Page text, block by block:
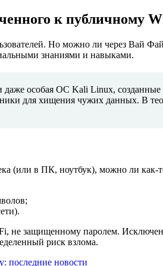
к публичному
Но можно ли через Вай
знаниями и навыками.
особая ОС Kali Linux, созданные
для хищения чужих данных. В
(или в ПК, ноутбук), можно ли
не защищенному паролем.
риск взлома.
последние новости